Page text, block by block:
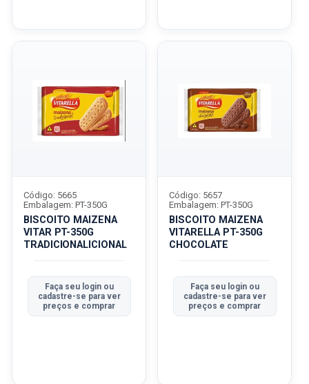
BISCOITO MAIZENA
VITAR PT-350G
TRADICIONALICIONAL
Código: 5665
Embalagem: PT-350G
Faça seu login ou
cadastre-se para ver
preços e comprar
BISCOITO MAIZENA
VITARELLA PT-350G
CHOCOLATE
Código: 5657
Embalagem: PT-350G
Faça seu login ou
cadastre-se para ver
preços e comprar